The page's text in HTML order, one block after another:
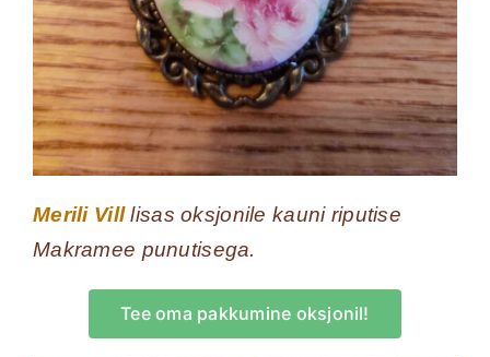
Merili Villlisas oksjonile kauni riputise
Makramee punutisega.
Tee oma pakkumine oksjonil!